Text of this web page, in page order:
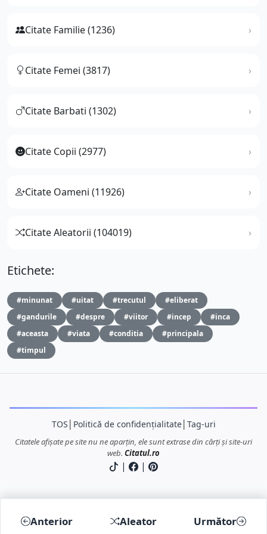
Anterior Aleator Următor
Citate Familie (1236)
Citate Femei (3817)
Citate Barbati (1302)
Citate Copii (2977)
Citate Oameni (11926)
Citate Aleatorii (104019)
Etichete:
#minunat #uitat #trecutul
#eliberat
#gandurile
#despre #viitor #incep
#inca
#aceasta
#viata #conditia
#principala
#timpul
TOS Politică de confidențialitate│ Tag-uri
Citatele afișate pe site nu ne aparțin, ele sunt extrase din cărți și site-uri
web. Citatul.ro
| |